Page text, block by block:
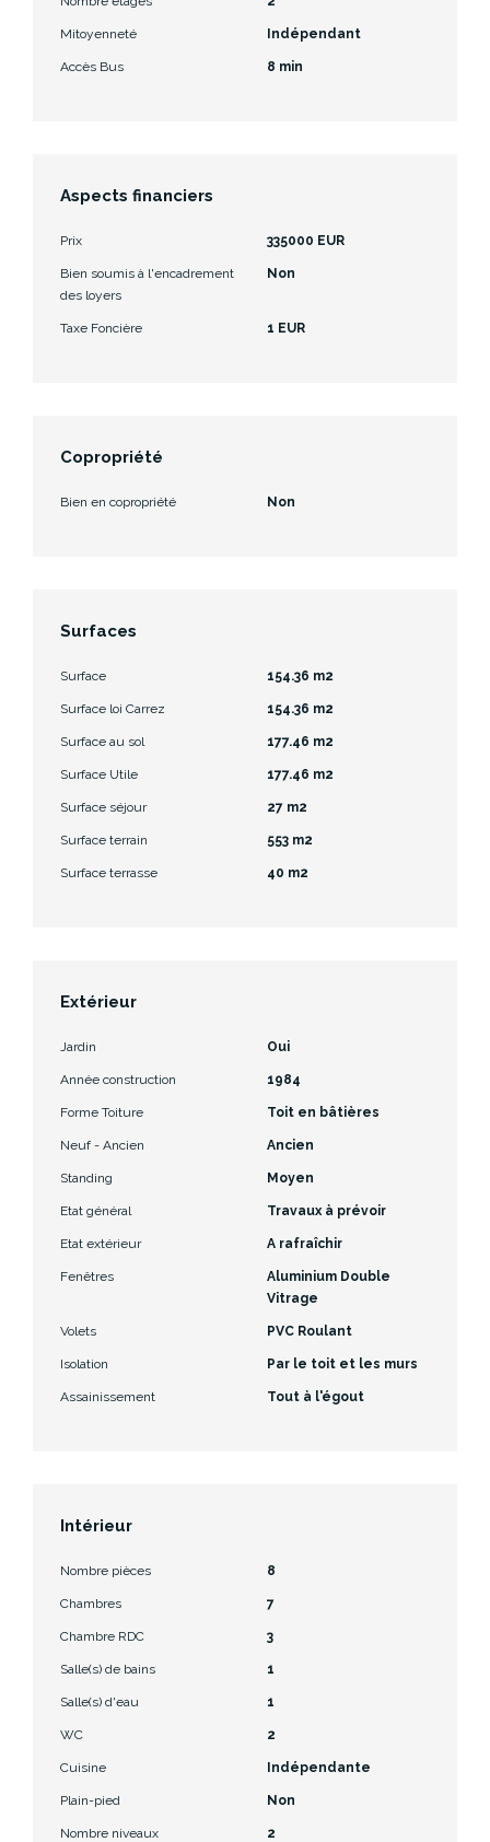
Mitoyenneté Indépendant
Accès Bus 8 min
Aspects financiers
Prix 335000 EUR
Bien soumis à l'encadrement
des loyers
Non
Taxe Foncière 1 EUR
Copropriété
Bien en copropriété Non
Surfaces
Surface 154.36 m2
Surface loi Carrez 154.36 m2
Surface au sol 177.46 m2
Surface Utile 177.46 m2
Surface séjour 27 m2
Surface terrain 553 m2
Surface terrasse 40 m2
Extérieur
Jardin Oui
Année construction 1984
Forme Toiture Toit en bâtières
Neuf - Ancien Ancien
Standing Moyen
Etat général Travaux à prévoir
Etat extérieur A rafraîchir
Fenêtres
Aluminium Double
Vitrage
Volets PVC Roulant
Isolation Par le toit et les murs
Assainissement Tout à l'égout
Intérieur
Nombre pièces 8
Chambres 7
Chambre RDC 3
Salle(s) de bains 1
Salle(s) d'eau 1
WC 2
Cuisine Indépendante
Plain-pied Non
Nombre niveaux 2